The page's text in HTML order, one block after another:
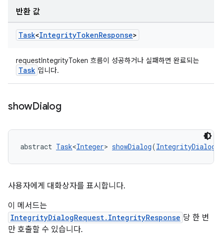
반환 값
Task<IntegrityTokenResponse>
requestIntegrityToken 흐름이 성공하거나 실패하면 완료되는
Task 입니다.
showDialog
abstract Task<Integer> showDialog(
사용자에게 대화상자를 표시합니다.
이 메서드는
IntegrityDialogRequest.IntegrityResponse 당 한 번
만 호출할 수 있습니다.